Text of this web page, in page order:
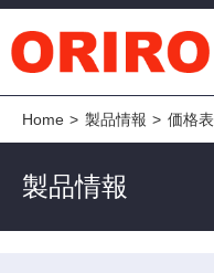
Home 製品情報 価格表
製品情報